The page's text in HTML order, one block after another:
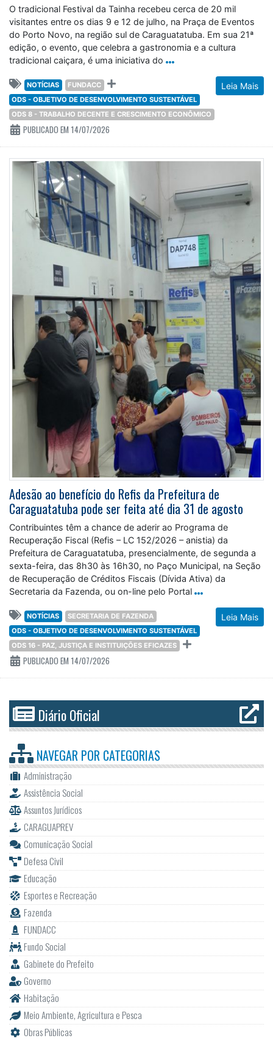
O tradicional Festival da Tainha recebeu cerca de 20 mil
visitantes entre os dias 9 e 12 de julho, na Praça de Eventos
do Porto Novo, na região sul de Caraguatatuba. Em sua 21ª
edição, o evento, que celebra a gastronomia e a cultura
tradicional caiçara, é uma iniciativa do
Leia Mais
NOTÍCIAS
FUNDACC
ODS - OBJETIVO DE DESENVOLVIMENTO SUSTENTÁVEL
ODS 8 - TRABALHO DECENTE E CRESCIMENTO ECONÔMICO
PUBLICADO EM 14/07/2026
Adesão ao benefício do Refis da Prefeitura de
Caraguatatuba pode ser feita até dia 31 de agosto
Contribuintes têm a chance de aderir ao Programa de
Recuperação Fiscal (Refis – LC 152/2026 – anistia) da
Prefeitura de Caraguatatuba, presencialmente, de segunda a
sexta-feira, das 8h30 às 16h30, no Paço Municipal, na Seção
de Recuperação de Créditos Fiscais (Dívida Ativa) da
Secretaria da Fazenda, ou on-line pelo Portal
Leia Mais
NOTÍCIAS
SECRETARIA DE FAZENDA
ODS - OBJETIVO DE DESENVOLVIMENTO SUSTENTÁVEL
ODS 16 - PAZ, JUSTIÇA E INSTITUIÇÕES EFICAZES
PUBLICADO EM 14/07/2026
Diário Oficial
NAVEGAR POR CATEGORIAS
Administração
Assistência Social
Assuntos Jurídicos
CARAGUAPREV
Comunicação Social
Defesa Civil
Educação
Esportes e Recreação
Fazenda
FUNDACC
Fundo Social
Gabinete do Prefeito
Governo
Habitação
Meio Ambiente, Agricultura e Pesca
Obras Públicas